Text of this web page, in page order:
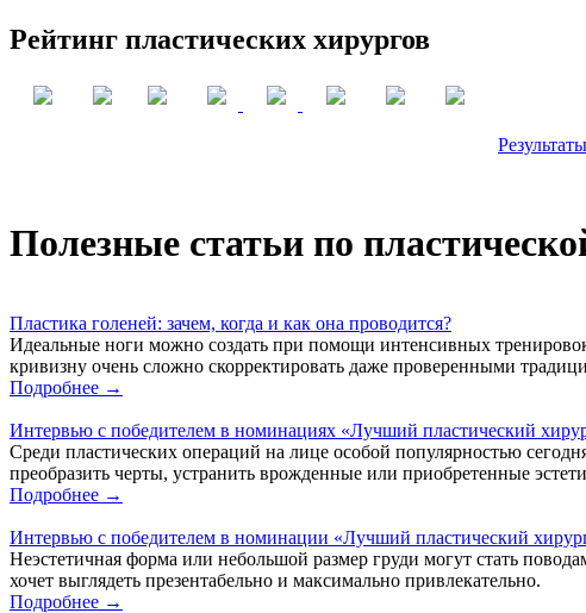
Рейтинг пластических хирургов
Полезные статьи по
Пластика голеней: зачем, когда и как она проводится?
Идеальные ноги можно создать при помощи интенсивных
кривизну очень сложно скорректировать даже проверенными
Подробнее →
Интервью с победителем в номинациях «Лучший пластический
Среди пластических операций на лице особой популярностью
преобразить черты, устранить врожденные или приобретенные
Подробнее →
Интервью с победителем в номинации «Лучший пластический
Неэстетичная форма или небольшой размер груди могут стать
хочет выглядеть презентабельно и максимально привлекательно.
Подробнее →